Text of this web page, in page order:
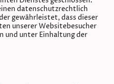
datenschutzrechtlich
gewährleistet, dass dieser
unserer Websitebesucher
und unter Einhaltung der